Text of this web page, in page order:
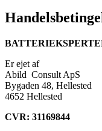
Er ejet af
Abild Consult ApS
Bygaden 48, Hellested
4652 Hellested
CVR: 31169844